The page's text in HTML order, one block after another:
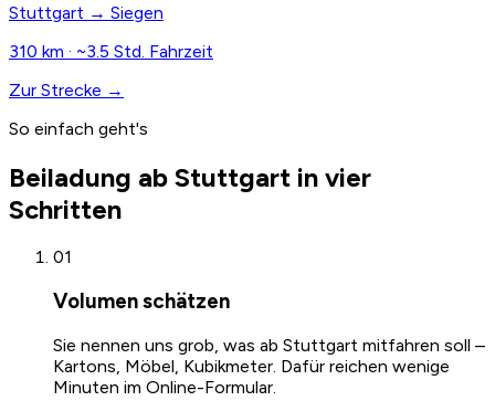
Stuttgart → Siegen
310 km · ~3.5 Std. Fahrzeit
Zur Strecke →
So einfach geht's
Beiladung ab Stuttgart in vier
Schritten
01
Volumen schätzen
Sie nennen uns grob, was ab Stuttgart mitfahren soll –
Kartons, Möbel, Kubikmeter. Dafür reichen wenige
Minuten im Online-Formular.